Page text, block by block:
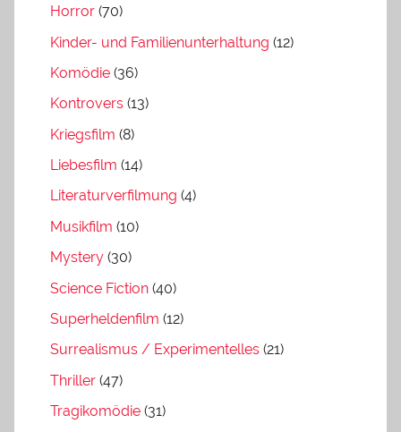
Horror (70)
Kinder- und Familienunterhaltung (12)
Komödie (36)
Kontrovers (13)
Kriegsfilm (8)
Liebesfilm (14)
Literaturverfilmung (4)
Musikfilm (10)
Mystery (30)
Science Fiction (40)
Superheldenfilm (12)
Surrealismus / Experimentelles (21)
Thriller (47)
Tragikomödie (31)